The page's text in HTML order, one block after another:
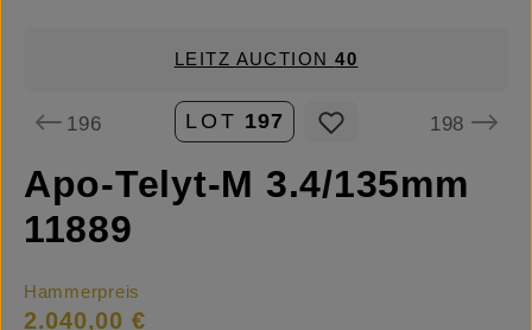
LEITZ AUCTION40
196 LOT 197 198
Apo-Telyt-M 3.4/135mm
11889
Hammerpreis
2.040,00 €